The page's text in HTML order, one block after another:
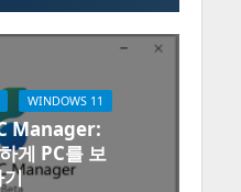
WINDOWS 11
Manager:
게 PC를 보